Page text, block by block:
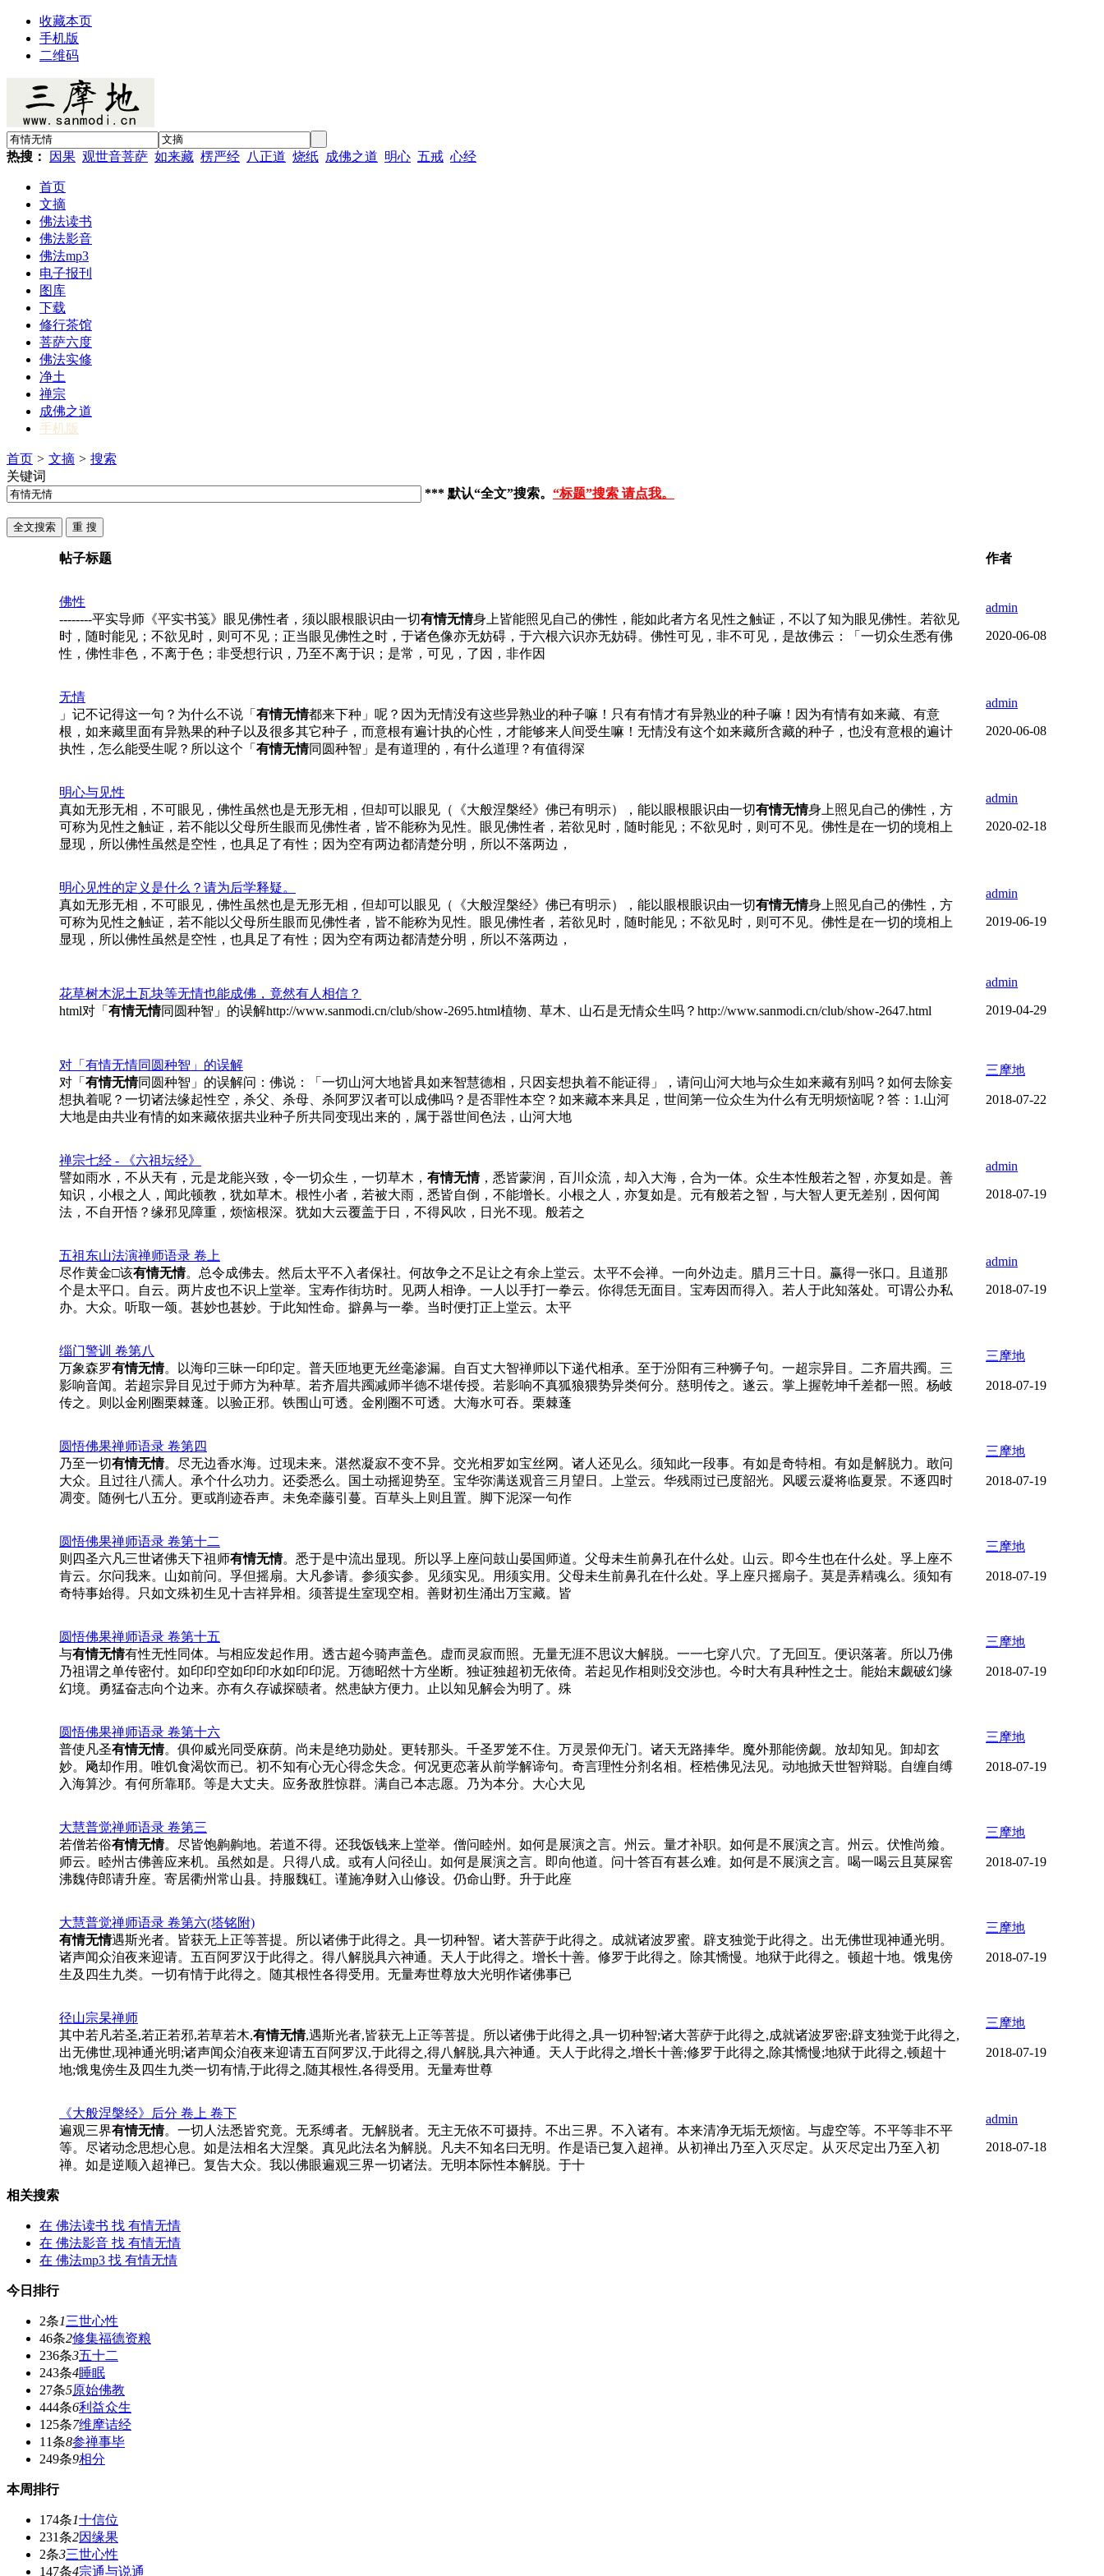
收藏本页
手机版
二维码
热搜： 因果 观世音菩萨 如来藏 楞严经 八正道 烧纸 成佛之道 明心 五戒 心经
首页
文摘
佛法读书
佛法影音
佛法mp3
电子报刊
图库
下载
修行茶馆
菩萨六度
佛法实修
净土
禅宗
成佛之道
手机版
首页 > 文摘 > 搜索
关键词
*** 默认“全文”搜索。 “标题”搜索 请点我。
帖子标题 作者
佛性
--------平实导师《平实书笺》眼见佛性者，须以眼根眼识由一切有情无情身上皆能照见自己的佛性，能如此者方名见性之触证，不以了知为眼见佛性。若欲见
时，随时能见；不欲见时，则可不见；正当眼见佛性之时，于诸色像亦无妨碍，于六根六识亦无妨碍。佛性可见，非不可见，是故佛云：「一切众生悉有佛
性，佛性非色，不离于色；非受想行识，乃至不离于识；是常，可见，了因，非作因
admin
2020-06-08
无情
」记不记得这一句？为什么不说「 有情无情都来下种」呢？因为无情没有这些异熟业的种子嘛！只有有情才有异熟业的种子嘛！因为有情有如来藏、有意
根，如来藏里面有异熟果的种子以及很多其它种子，而意根有遍计执的心性，才能够来人间受生嘛！无情没有这个如来藏所含藏的种子，也没有意根的遍计
执性，怎么能受生呢？所以这个「 有情无情同圆种智」是有道理的，有什么道理？有值得深
admin
2020-06-08
明心与见性
真如无形无相，不可眼见，佛性虽然也是无形无相，但却可以眼见（《大般涅槃经》佛已有明示），能以眼根眼识由一切有情无情身上照见自己的佛性，方
可称为见性之触证，若不能以父母所生眼而见佛性者，皆不能称为见性。眼见佛性者，若欲见时，随时能见；不欲见时，则可不见。佛性是在一切的境相上
显现，所以佛性虽然是空性，也具足了有性；因为空有两边都清楚分明，所以不落两边，
admin
2020-02-18
明心见性的定义是什么？请为后学释疑。
真如无形无相，不可眼见，佛性虽然也是无形无相，但却可以眼见（《大般涅槃经》佛已有明示），能以眼根眼识由一切有情无情身上照见自己的佛性，方
可称为见性之触证，若不能以父母所生眼而见佛性者，皆不能称为见性。眼见佛性者，若欲见时，随时能见；不欲见时，则可不见。佛性是在一切的境相上
显现，所以佛性虽然是空性，也具足了有性；因为空有两边都清楚分明，所以不落两边，
admin
2019-06-19
花草树木泥土瓦块等无情也能成佛，竟然有人相信？
html对「 有情无情同圆种智」的误解http://www.sanmodi.cn/club/show-2695.html植物、草木、山石是无情众生吗？http://www.sanmodi.cn/club/show-2647.html
admin
2019-04-29
对「 有情无情同圆种智」的误解
对「 有情无情同圆种智」的误解问：佛说：「一切山河大地皆具如来智慧德相，只因妄想执着不能证得」，请问山河大地与众生如来藏有别吗？如何去除妄
想执着呢？一切诸法缘起性空，杀父、杀母、杀阿罗汉者可以成佛吗？是否罪性本空？如来藏本来具足，世间第一位众生为什么有无明烦恼呢？答：1.山河
大地是由共业有情的如来藏依据共业种子所共同变现出来的，属于器世间色法，山河大地
三摩地
2018-07-22
禅宗七经 - 《六祖坛经》
譬如雨水，不从天有，元是龙能兴致，令一切众生，一切草木， 有情无情，悉皆蒙润，百川众流，却入大海，合为一体。众生本性般若之智，亦复如是。善
知识，小根之人，闻此顿教，犹如草木。根性小者，若被大雨，悉皆自倒，不能增长。小根之人，亦复如是。元有般若之智，与大智人更无差别，因何闻
法，不自开悟？缘邪见障重，烦恼根深。犹如大云覆盖于日，不得风吹，日光不现。般若之
admin
2018-07-19
五祖东山法演禅师语录 卷上
尽作黄金□该有情无情。总令成佛去。然后太平不入者保社。何故争之不足让之有余上堂云。太平不会禅。一向外边走。腊月三十日。赢得一张口。且道那
个是太平口。自云。两片皮也不识上堂举。宝寿作街坊时。见两人相诤。一人以手打一拳云。你得恁无面目。宝寿因而得入。若人于此知落处。可谓公办私
办。大众。听取一颂。甚妙也甚妙。于此知性命。擗鼻与一拳。当时便打正上堂云。太平
admin
2018-07-19
缁门警训 卷第八
万象森罗有情无情。以海印三昧一印印定。普天匝地更无丝毫渗漏。自百丈大智禅师以下递代相承。至于汾阳有三种狮子句。一超宗异目。二齐眉共躅。三
影响音闻。若超宗异目见过于师方为种草。若齐眉共躅减师半德不堪传授。若影响不真狐狼猥势异类何分。慈明传之。遂云。掌上握乾坤千差都一照。杨岐
传之。则以金刚圈栗棘蓬。以验正邪。铁围山可透。金刚圈不可透。大海水可吞。栗棘蓬
三摩地
2018-07-19
圆悟佛果禅师语录 卷第四
乃至一切有情无情。尽无边香水海。过现未来。湛然凝寂不变不异。交光相罗如宝丝网。诸人还见么。须知此一段事。有如是奇特相。有如是解脱力。敢问
大众。且过往八孺人。承个什么功力。还委悉么。国土动摇迎势至。宝华弥满送观音三月望日。上堂云。华残雨过已度韶光。风暖云凝将临夏景。不逐四时
凋变。随例七八五分。更或削迹吞声。未免牵藤引蔓。百草头上则且置。脚下泥深一句作
三摩地
2018-07-19
圆悟佛果禅师语录 卷第十二
则四圣六凡三世诸佛天下祖师有情无情。悉于是中流出显现。所以孚上座问鼓山晏国师道。父母未生前鼻孔在什么处。山云。即今生也在什么处。孚上座不
肯云。尔问我来。山如前问。孚但摇扇。大凡参请。参须实参。见须实见。用须实用。父母未生前鼻孔在什么处。孚上座只摇扇子。莫是弄精魂么。须知有
奇特事始得。只如文殊初生见十吉祥异相。须菩提生室现空相。善财初生涌出万宝藏。皆
三摩地
2018-07-19
圆悟佛果禅师语录 卷第十五
与有情无情有性无性同体。与相应发起作用。透古超今骑声盖色。虚而灵寂而照。无量无涯不思议大解脱。一一七穿八穴。了无回互。便识落著。所以乃佛
乃祖谓之单传密付。如印印空如印印水如印印泥。万德昭然十方坐断。独证独超初无依倚。若起见作相则没交涉也。今时大有具种性之士。能始末觑破幻缘
幻境。勇猛奋志向个边来。亦有久存诚探赜者。然患缺方便力。止以知见解会为明了。殊
三摩地
2018-07-19
圆悟佛果禅师语录 卷第十六
普使凡圣有情无情。俱仰威光同受庥荫。尚未是绝功勋处。更转那头。千圣罗笼不住。万灵景仰无门。诸天无路捧华。魔外那能傍觑。放却知见。卸却玄
妙。飏却作用。唯饥食渴饮而已。初不知有心无心得念失念。何况更恋著从前学解谛句。奇言理性分剂名相。桎梏佛见法见。动地掀天世智辩聪。自缠自缚
入海算沙。有何所靠耶。等是大丈夫。应务敌胜惊群。满自己本志愿。乃为本分。大心大见
三摩地
2018-07-19
大慧普觉禅师语录 卷第三
若僧若俗有情无情。尽皆饱齁齁地。若道不得。还我饭钱来上堂举。僧问睦州。如何是展演之言。州云。量才补职。如何是不展演之言。州云。伏惟尚飨。
师云。睦州古佛善应来机。虽然如是。只得八成。或有人问径山。如何是展演之言。即向他道。问十答百有甚么难。如何是不展演之言。喝一喝云且莫屎窖
沸魏侍郎请升座。寄居衢州常山县。持服魏矼。谨施净财入山修设。仍命山野。升于此座
三摩地
2018-07-19
大慧普觉禅师语录 卷第六(塔铭附)
有情无情遇斯光者。皆获无上正等菩提。所以诸佛于此得之。具一切种智。诸大菩萨于此得之。成就诸波罗蜜。辟支独觉于此得之。出无佛世现神通光明。
诸声闻众洎夜来迎请。五百阿罗汉于此得之。得八解脱具六神通。天人于此得之。增长十善。修罗于此得之。除其憍慢。地狱于此得之。顿超十地。饿鬼傍
生及四生九类。一切有情于此得之。随其根性各得受用。无量寿世尊放大光明作诸佛事已
三摩地
2018-07-19
径山宗杲禅师
其中若凡若圣,若正若邪,若草若木,有情无情,遇斯光者,皆获无上正等菩提。所以诸佛于此得之,具一切种智;诸大菩萨于此得之,成就诸波罗密;辟支独觉于此得之,
出无佛世,现神通光明;诸声闻众洎夜来迎请五百阿罗汉,于此得之,得八解脱,具六神通。天人于此得之,增长十善;修罗于此得之,除其憍慢;地狱于此得之,顿超十
地;饿鬼傍生及四生九类一切有情,于此得之,随其根性,各得受用。无量寿世尊
三摩地
2018-07-19
《大般涅槃经》后分 卷上 卷下
遍观三界有情无情。一切人法悉皆究竟。无系缚者。无解脱者。无主无依不可摄持。不出三界。不入诸有。本来清净无垢无烦恼。与虚空等。不平等非不平
等。尽诸动念思想心息。如是法相名大涅槃。真见此法名为解脱。凡夫不知名曰无明。作是语已复入超禅。从初禅出乃至入灭尽定。从灭尽定出乃至入初
禅。如是逆顺入超禅已。复告大众。我以佛眼遍观三界一切诸法。无明本际性本解脱。于十
admin
2018-07-18
相关搜索
在 佛法读书 找 有情无情
在 佛法影音 找 有情无情
在 佛法mp3 找 有情无情
今日排行
2条1三世心性
46条2修集福德资粮
236条3五十二
243条4睡眠
27条5原始佛教
444条6利益众生
125条7维摩诘经
11条8参禅事毕
249条9相分
本周排行
174条1十信位
231条2因缘果
2条3三世心性
147条4宗通与说通